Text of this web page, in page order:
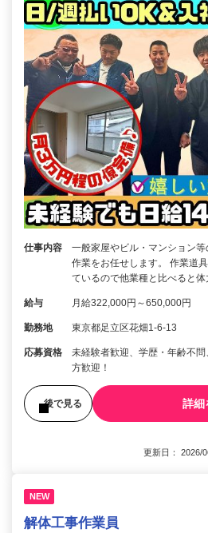
仕事内容
一般家屋やビル・マンション
作業をお任せします。 作業道
ているので他業種と比べると
給与 月給322,000円～650,000円
勤務地 東京都足立区花畑1-6-13
応募資格
未経験者歓迎、学歴・年齢不
方歓迎！
後で見る 詳細
更新日： 2026/
NEW
解体工事作業員